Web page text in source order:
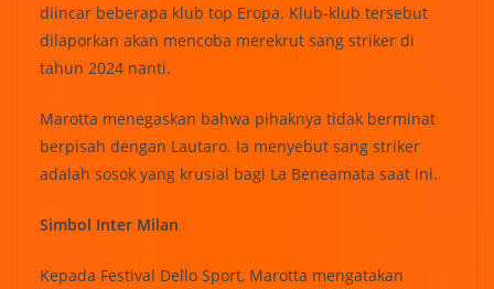
diincar beberapa klub top Eropa. Klub-klub tersebut
dilaporkan akan mencoba merekrut sang striker di
tahun 2024 nanti.
Marotta menegaskan bahwa pihaknya tidak berminat
berpisah dengan Lautaro. Ia menyebut sang striker
adalah sosok yang krusial bagi La Beneamata saat ini.
Simbol Inter Milan
Kepada Festival Dello Sport, Marotta mengatakan